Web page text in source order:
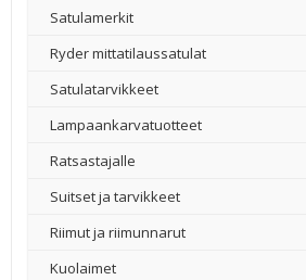
Satulamerkit
Ryder mittatilaussatulat
Satulatarvikkeet
–
Lampaankarvatuotteet
Ratsastajalle
Suitset ja tarvikkeet
Riimut ja riimunnarut
Kuolaimet